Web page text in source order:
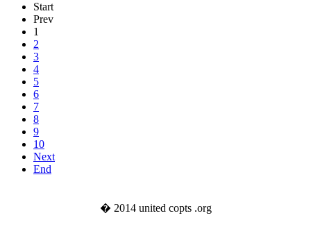
Start
Prev
1
2
3
4
5
6
7
8
9
10
Next
End
� 2014 united copts .org